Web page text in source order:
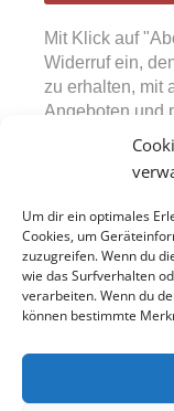
Um dir ein optimales
Cookies, um
zuzugreifen. Wenn du
wie das Surfverhalten
verarbeiten. Wenn du
können bestimmte
Mit Klick auf
Widerruf ein,
zu erhalten, mit
Angeboten und
Diese
Mails
Du, unsere
haben.
Impressum